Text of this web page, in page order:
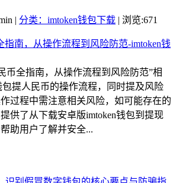
| 分类：imtoken钱包下载 | 浏览:671
币全指南，从操作流程到风险防范”相
提人民币的操作流程，同时提及风险
过程中需注意相关风险，如可能存在的
供了从下载安卓版imtoken钱包到提现
助用户了解并安全...